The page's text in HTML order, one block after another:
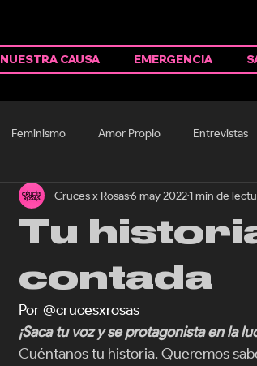
NUESTRA CAUSA EMERGENCIA
Feminismo Amor Propio Entrevistas
Tu
contada
Cruces x Rosas6 may 20221 min de
Por @crucesxrosas
¡Saca tu voz y se protagonista en la
Cuéntanos tu historia. Queremos